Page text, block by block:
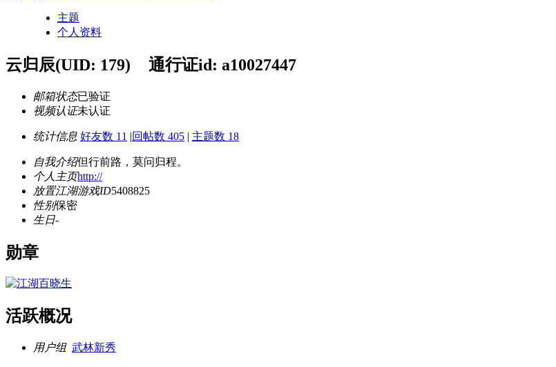
主题
个人资料
云归辰(UID: 179) 通行证id: a10027447
邮箱状态已验证
视频认证未认证
统计信息 好友数 11 |回帖数 405 | 主题数 18
自我介绍但行前路，莫问归程。
个人主页http://
放置江湖游戏ID5408825
性别保密
生日-
勋章
活跃概况
用户组 武林新秀